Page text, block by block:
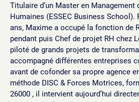
Titulaire d’un Master en Management
Humaines (ESSEC Business School).
ans, Maxime a occupé la fonction de
pendant puis Chef de projet RH chez
piloté de grands projets de
accompagné différentes entreprises
avant de cofonder sa propre agence
méthode DISC & Forces Motrices,
26000 , il intervient aujourd’hui